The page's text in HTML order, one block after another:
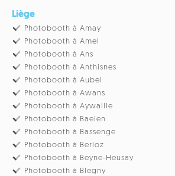
Liège
Photobooth à Amay
Photobooth à Amel
Photobooth à Ans
Photobooth à Anthisnes
Photobooth à Aubel
Photobooth à Awans
Photobooth à Aywaille
Photobooth à Baelen
Photobooth à Bassenge
Photobooth à Berloz
Photobooth à Beyne-Heusay
Photobooth à Blegny